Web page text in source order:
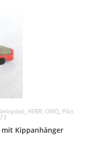
HERR, OWO, Piko
mit Kippanhänger